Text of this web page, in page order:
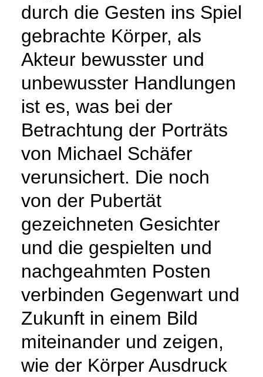
durch die Gesten ins Spiel
gebrachte Körper, als
Akteur bewusster und
unbewusster Handlungen
ist es, was bei der
Betrachtung der Porträts
von Michael Schäfer
verunsichert. Die noch
von der Pubertät
gezeichneten Gesichter
und die gespielten und
nachgeahmten Posten
verbinden Gegenwart und
Zukunft in einem Bild
miteinander und zeigen,
wie der Körper Ausdruck